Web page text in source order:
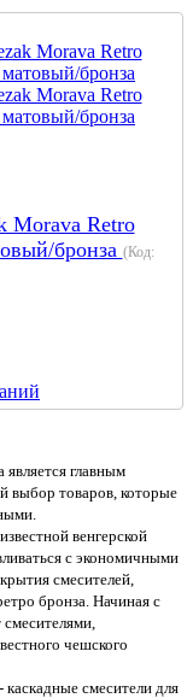
Morava Retro
бронза (Код:
главным
выбор товаров, которые
венгерской
с экономичными
смесителей,
бронза. Начиная с
чешского
смесители для